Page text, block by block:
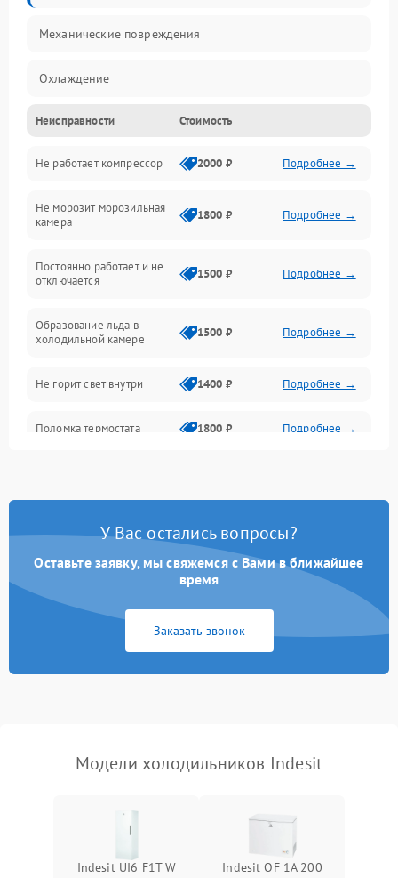
Механические повреждения
Охлаждение
Механика
Электропитание
Дренаж
Неисправности Стоимость
Не работает компрессор 2000 ₽ Подробнее →
Не морозит морозильная
камера
1800 ₽ Подробнее →
Постоянно работает и не
отключается
1500 ₽ Подробнее →
Образование льда в
холодильной камере
1500 ₽ Подробнее →
Не горит свет внутри 1400 ₽ Подробнее →
Поломка термостата 1800 ₽ Подробнее →
Образование конденсата
1800 ₽ Подробнее →
Сбой в работе инвертора
работе
2000 ₽ Подробнее →
У Вас остались вопросы?
Оставьте заявку, мы свяжемся с Вами в ближайшее
время
Заказать звонок
Модели холодильников Indesit
Indesit UI6 F1T W Indesit OF 1A 200